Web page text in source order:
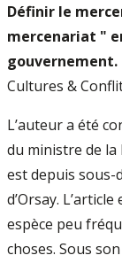
Définir le
mercenariat "
gouvernement.
Cultures &
L’auteur a été
du ministre de la
est depuis sous-
d’Orsay.
espèce peu
choses. Sous